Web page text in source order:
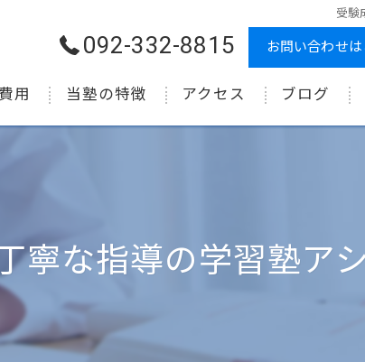
受験
092-332-8815 お問い合わせは
用 当塾の特徴
高校生
個別
アクセス ブログ
寧な指導の学習塾ア